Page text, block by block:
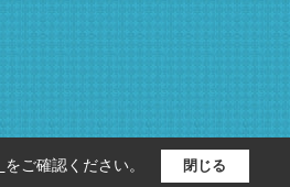
をご確認ください。 閉じる